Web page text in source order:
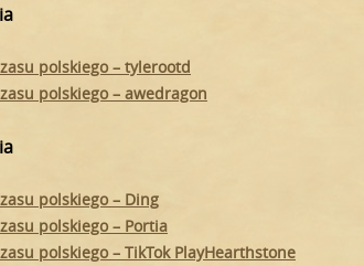
polskiego – tylerootd
polskiego – awedragon
polskiego – Ding
polskiego – Portia
polskiego – TikTok PlayHearthstone